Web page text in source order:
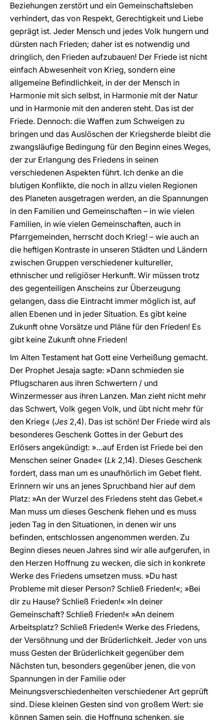
Beziehungen zerstört und ein Gemeinschaftsleben
verhindert, das von Respekt, Gerechtigkeit und Liebe
geprägt ist. Jeder Mensch und jedes Volk hungern und
dürsten nach Frieden; daher ist es notwendig und
dringlich, den Frieden aufzubauen! Der Friede ist nicht
einfach Abwesenheit von Krieg, sondern eine
allgemeine Befindlichkeit, in der der Mensch in
Harmonie mit sich selbst, in Harmonie mit der Natur
und in Harmonie mit den anderen steht. Das ist der
Friede. Dennoch: die Waffen zum Schweigen zu
bringen und das Auslöschen der Kriegsherde bleibt die
zwangsläufige Bedingung für den Beginn eines Weges,
der zur Erlangung des Friedens in seinen
verschiedenen Aspekten führt. Ich denke an die
blutigen Konflikte, die noch in allzu vielen Regionen
des Planeten ausgetragen werden, an die Spannungen
in den Familien und Gemeinschaften – in wie vielen
Familien, in wie vielen Gemeinschaften, auch in
Pfarrgemeinden, herrscht doch Krieg! – wie auch an
die heftigen Kontraste in unseren Städten und Ländern
zwischen Gruppen verschiedener kultureller,
ethnischer und religiöser Herkunft. Wir müssen trotz
des gegenteiligen Anscheins zur Überzeugung
gelangen, dass die Eintracht immer möglich ist, auf
allen Ebenen und in jeder Situation. Es gibt keine
Zukunft ohne Vorsätze und Pläne für den Frieden! Es
gibt keine Zukunft ohne Frieden!
Im Alten Testament hat Gott eine Verheißung gemacht.
Der Prophet Jesaja sagte: »Dann schmieden sie
Pflugscharen aus ihren Schwertern / und
Winzermesser aus ihren Lanzen. Man zieht nicht mehr
das Schwert, Volk gegen Volk, und übt nicht mehr für
den Krieg« (Jes 2,4). Das ist schön! Der Friede wird als
besonderes Geschenk Gottes in der Geburt des
Erlösers angekündigt: »…auf Erden ist Friede bei den
Menschen seiner Gnade« (Lk 2,14). Dieses Geschenk
fordert, dass man um es unaufhörlich im Gebet fleht.
Erinnern wir uns an jenes Spruchband hier auf dem
Platz: »An der Wurzel des Friedens steht das Gebet.«
Man muss um dieses Geschenk flehen und es muss
jeden Tag in den Situationen, in denen wir uns
befinden, entschlossen angenommen werden. Zu
Beginn dieses neuen Jahres sind wir alle aufgerufen, in
den Herzen Hoffnung zu wecken, die sich in konkrete
Werke des Friedens umsetzen muss. »Du hast
Probleme mit dieser Person? Schließ Frieden!«; »Bei
dir zu Hause? Schließ Frieden!« »In deiner
Gemeinschaft? Schließ Frieden!« »An deinem
Arbeitsplatz? Schließ Frieden!« Werke des Friedens,
der Versöhnung und der Brüderlichkeit. Jeder von uns
muss Gesten der Brüderlichkeit gegenüber dem
Nächsten tun, besonders gegenüber jenen, die von
Spannungen in der Familie oder
Meinungsverschiedenheiten verschiedener Art geprüft
sind. Diese kleinen Gesten sind von großem Wert: sie
können Samen sein, die Hoffnung schenken, sie